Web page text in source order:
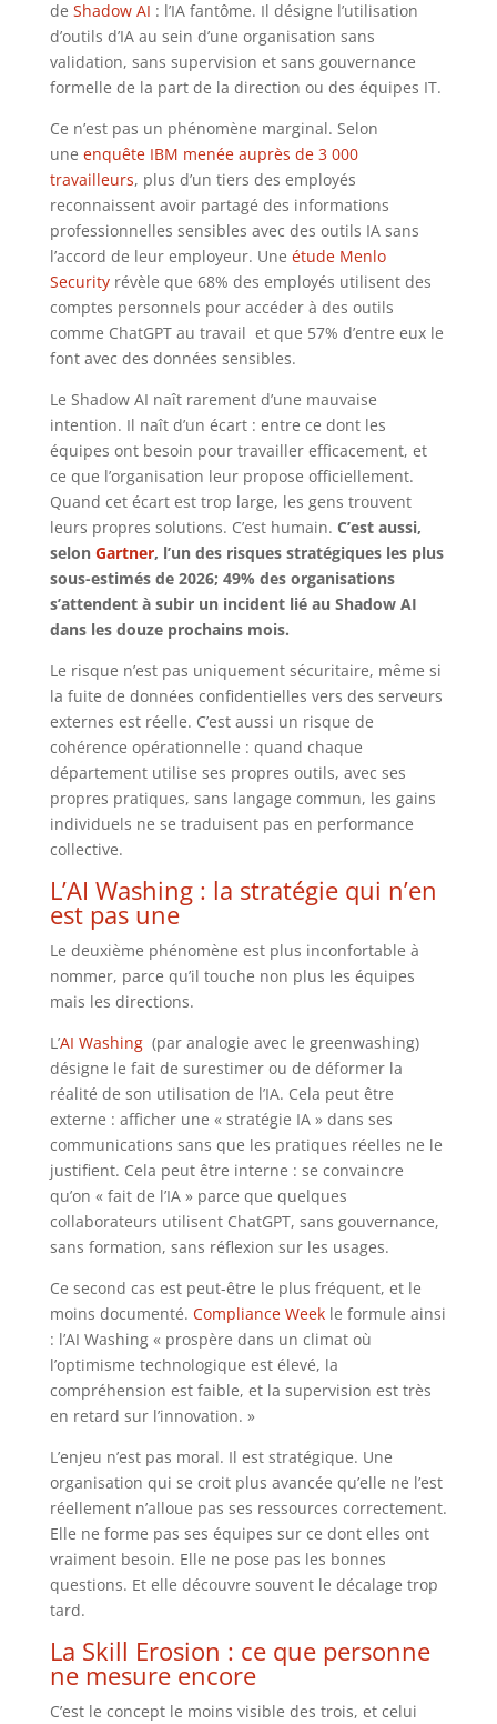
de Shadow AI : l’IA fantôme. Il désigne l’utilisation
d’outils d’IA au sein d’une organisation sans
validation, sans supervision et sans gouvernance
formelle de la part de la direction ou des équipes IT.
Ce n’est pas un phénomène marginal. Selon
une enquête IBM menée auprès de 3 000
travailleurs, plus d’un tiers des employés
reconnaissent avoir partagé des informations
professionnelles sensibles avec des outils IA sans
l’accord de leur employeur. Une étude Menlo
Securityrévèle que 68% des employés utilisent des
comptes personnels pour accéder à des outils
comme ChatGPT au travail et que 57% d’entre eux le
font avec des données sensibles.
Le Shadow AI naît rarement d’une mauvaise
intention. Il naît d’un écart : entre ce dont les
équipes ont besoin pour travailler efficacement, et
ce que l’organisation leur propose officiellement.
Quand cet écart est trop large, les gens trouvent
leurs propres solutions. C’est humain. C’est aussi,
selon Gartner, l’un des risques stratégiques les plus
sous-estimés de 2026; 49% des organisations
s’attendent à subir un incident lié au Shadow AI
dans les douze prochains mois.
Le risque n’est pas uniquement sécuritaire, même si
la fuite de données confidentielles vers des serveurs
externes est réelle. C’est aussi un risque de
cohérence opérationnelle : quand chaque
département utilise ses propres outils, avec ses
propres pratiques, sans langage commun, les gains
individuels ne se traduisent pas en performance
collective.
L’AI Washing : la stratégie qui n’en
est pas une
Le deuxième phénomène est plus inconfortable à
nommer, parce qu’il touche non plus les équipes
mais les directions.
L’AI Washing(par analogie avec le greenwashing)
désigne le fait de surestimer ou de déformer la
réalité de son utilisation de l’IA. Cela peut être
externe : afficher une « stratégie IA » dans ses
communications sans que les pratiques réelles ne le
justifient. Cela peut être interne : se convaincre
qu’on « fait de l’IA » parce que quelques
collaborateurs utilisent ChatGPT, sans gouvernance,
sans formation, sans réflexion sur les usages.
Ce second cas est peut-être le plus fréquent, et le
moins documenté. Compliance Weekle formule ainsi
: l’AI Washing « prospère dans un climat où
l’optimisme technologique est élevé, la
compréhension est faible, et la supervision est très
en retard sur l’innovation. »
L’enjeu n’est pas moral. Il est stratégique. Une
organisation qui se croit plus avancée qu’elle ne l’est
réellement n’alloue pas ses ressources correctement.
Elle ne forme pas ses équipes sur ce dont elles ont
vraiment besoin. Elle ne pose pas les bonnes
questions. Et elle découvre souvent le décalage trop
tard.
La Skill Erosion : ce que personne
ne mesure encore
C’est le concept le moins visible des trois, et celui